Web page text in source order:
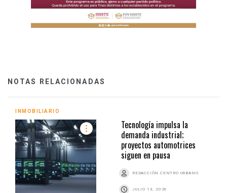
NOTAS RELACIONADAS
INMOBILIARIO
Tecnología impulsa la
demanda industrial;
proyectos automotrices
siguen en pausa
REDACCIÓN CENTRO URBANO
JULIO 13, 2026